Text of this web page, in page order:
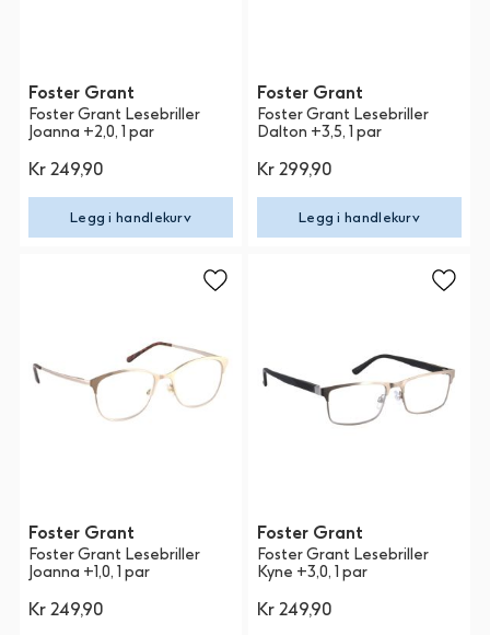
Foster Grant
Foster Grant Lesebriller
Joanna +2,0, 1 par
Kr 249,90
Legg i handlekurv
Foster Grant
Foster Grant Lesebriller
Dalton +3,5, 1 par
Kr 299,90
Legg i handlekurv
Foster Grant
Foster Grant Lesebriller
Joanna +1,0, 1 par
Kr 249,90
Foster Grant
Foster Grant Lesebriller
Kyne +3,0, 1 par
Kr 249,90